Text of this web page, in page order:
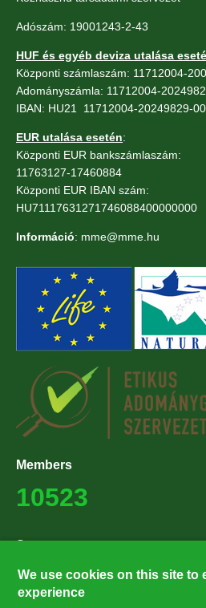
Adószám: 19001243-2-43
HUF és egyéb deviza utalása
Központi számlaszám: 11712004-
Adományszámla: 11712004-
IBAN: HU21 11712004-20249829-
EUR utalása esetén:
Központi EUR bankszámlaszám:
11763127-17460884
Központi EUR IBAN szám:
HU71117631271746088400000000
Információ: mme@mme.hu
Members
10523
Supporters
27224
We use cookies on this site to
experience